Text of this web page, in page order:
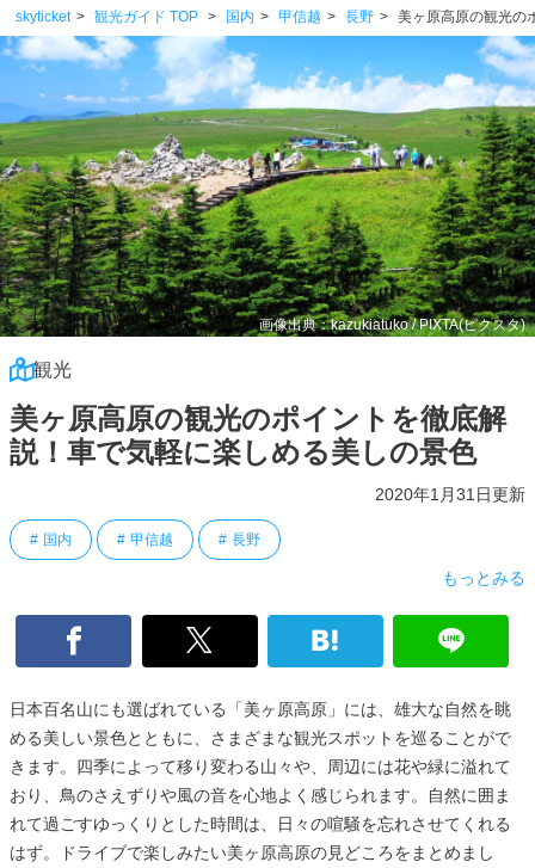
skyticket 観光ガイド TOP 国内 甲信越 長野 美ヶ原高原の観光の
画像出典：kazukiatuko / PIXTA(ピクスタ)
観光
美ヶ原高原の観光のポイントを徹底解
説！車で気軽に楽しめる美しの景色
2020年1月31日更新
国内 甲信越 長野
もっとみる
日本百名山にも選ばれている「美ヶ原高原」には、雄大な自然を眺
める美しい景色とともに、さまざまな観光スポットを巡ることがで
きます。四季によって移り変わる山々や、周辺には花や緑に溢れて
おり、鳥のさえずりや風の音を心地よく感じられます。自然に囲ま
れて過ごすゆっくりとした時間は、日々の喧騒を忘れさせてくれる
はず。ドライブで楽しみたい美ヶ原高原の見どころをまとめまし